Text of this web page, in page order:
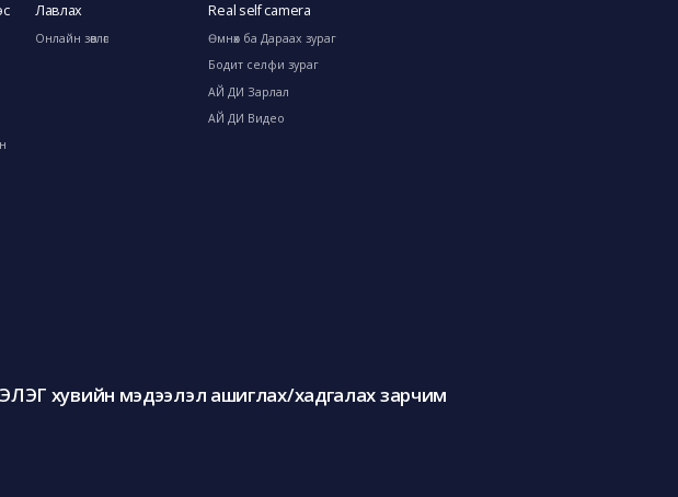
Лавлах
Онлайн зөвлөгөө
Real self camera
Өмнөх ба Дараах зураг
Бодит селфи зураг
АЙ ДИ Зарлал
АЙ ДИ Видео
хувийн мэдээлэл ашиглах/хадгалах зарчим